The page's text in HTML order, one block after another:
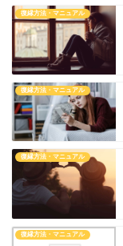
復縁方法・マニュアル
復縁方法・マニュアル
復縁方法・マニュアル
復縁方法・マニュアル